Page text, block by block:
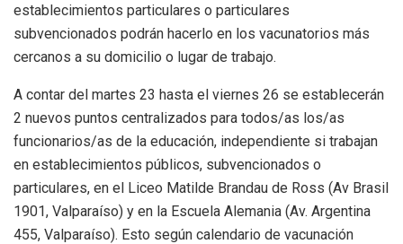
establecimientos particulares o particulares
subvencionados podrán hacerlo en los vacunatorios más
cercanos a su domicilio o lugar de trabajo.
A contar del martes 23 hasta el viernes 26 se establecerán
2 nuevos puntos centralizados para todos/as los/as
funcionarios/as de la educación, independiente si trabajan
en establecimientos públicos, subvencionados o
particulares, en el Liceo Matilde Brandau de Ross (Av Brasil
1901, Valparaíso) y en la Escuela Alemania (Av. Argentina
455, Valparaíso). Esto según calendario de vacunación